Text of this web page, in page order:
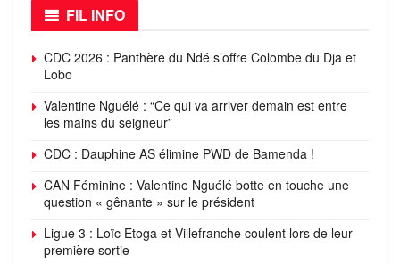
FIL INFO
CDC 2026 : Panthère du Ndé s’offre Colombe du Dja et
Lobo
Valentine Nguélé : “Ce qui va arriver demain est entre
les mains du seigneur”
CDC : Dauphine AS élimine PWD de Bamenda !
CAN Féminine : Valentine Nguélé botte en touche une
question « gênante » sur le président
Ligue 3 : Loïc Etoga et Villefranche coulent lors de leur
première sortie